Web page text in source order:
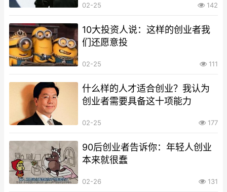
02-25 142
10大投资人说：这样的创业者我
们还愿意投
02-25 111
什么样的人才适合创业？我认为
创业者需要具备这十项能力
02-25 177
90后创业者告诉你：年轻人创业
本来就很蠢
02-26 131